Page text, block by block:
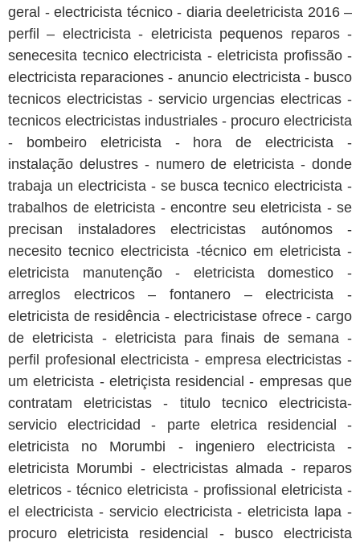
geral - electricista técnico - diaria deeletricista 2016 –
perfil – electricista - eletricista pequenos reparos -
senecesita tecnico electricista - eletricista profissão -
electricista reparaciones - anuncio electricista - busco
tecnicos electricistas - servicio urgencias electricas -
tecnicos electricistas industriales - procuro electricista
- bombeiro eletricista - hora de electricista -
instalação delustres - numero de eletricista - donde
trabaja un electricista - se busca tecnico electricista -
trabalhos de eletricista - encontre seu eletricista - se
precisan instaladores electricistas autónomos -
necesito tecnico electricista -técnico em eletricista -
eletricista manutenção - eletricista domestico -
arreglos electricos – fontanero – electricista -
eletricista de residência - electricistase ofrece - cargo
de eletricista - eletricista para finais de semana -
perfil profesional electricista - empresa electricistas -
um eletricista - eletriçista residencial - empresas que
contratam eletricistas - titulo tecnico electricista-
servicio electricidad - parte eletrica residencial -
eletricista no Morumbi - ingeniero electricista -
eletricista Morumbi - electricistas almada - reparos
eletricos - técnico eletricista - profissional eletricista -
el electricista - servicio electricista - eletricista lapa -
procuro eletricista residencial - busco electricista